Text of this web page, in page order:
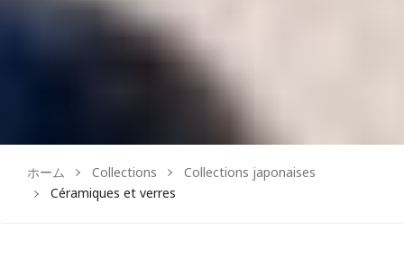
ホーム Collections
Collections japonaises
Céramiques et verres